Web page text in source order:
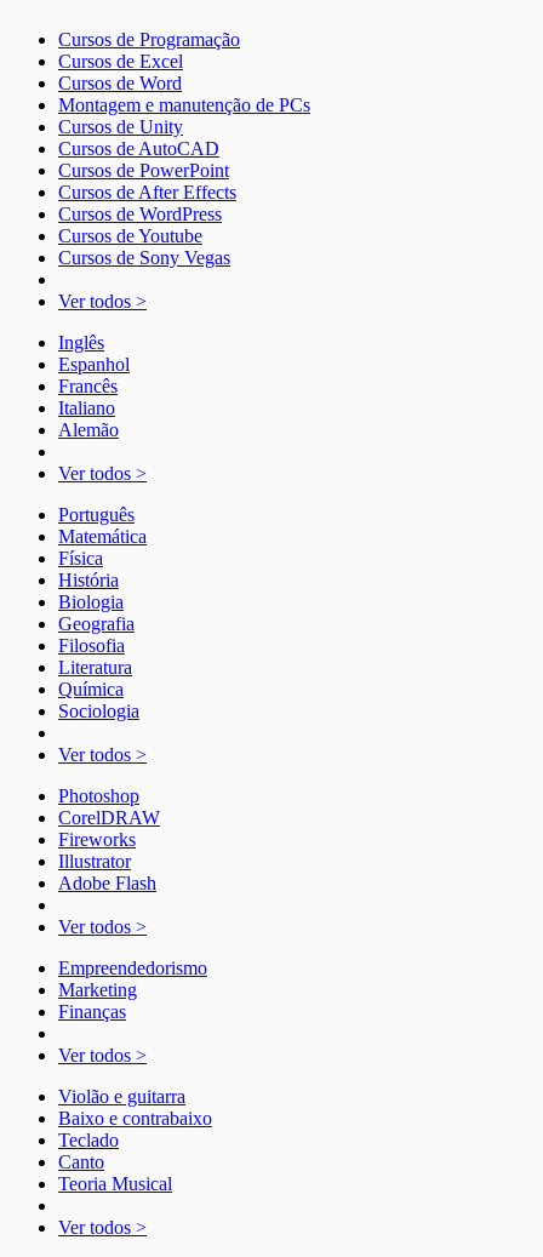
Cursos de Programação
Cursos de Excel
Cursos de Word
Montagem e manutenção de PCs
Cursos de Unity
Cursos de AutoCAD
Cursos de PowerPoint
Cursos de After Effects
Cursos de WordPress
Cursos de Youtube
Cursos de Sony Vegas
Ver todos >
Inglês
Espanhol
Francês
Italiano
Alemão
Ver todos >
Português
Matemática
Física
História
Biologia
Geografia
Filosofia
Literatura
Química
Sociologia
Ver todos >
Photoshop
CorelDRAW
Fireworks
Illustrator
Adobe Flash
Ver todos >
Empreendedorismo
Marketing
Finanças
Ver todos >
Violão e guitarra
Baixo e contrabaixo
Teclado
Canto
Teoria Musical
Ver todos >